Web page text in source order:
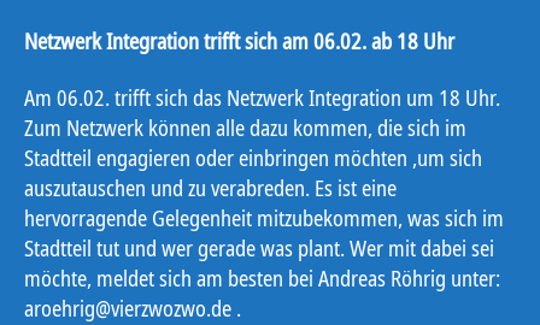
Netzwerk Integration trifft sich am 06.02. ab 18 Uhr
Am 06.02. trifft sich das Netzwerk Integration um 18 Uhr.
Zum Netzwerk können alle dazu kommen, die sich im
Stadtteil engagieren oder einbringen möchten ,um sich
auszutauschen und zu verabreden. Es ist eine
hervorragende Gelegenheit mitzubekommen, was sich im
Stadtteil tut und wer gerade was plant. Wer mit dabei sei
möchte, meldet sich am besten bei Andreas Röhrig unter:
aroehrig@vierzwozwo.de .